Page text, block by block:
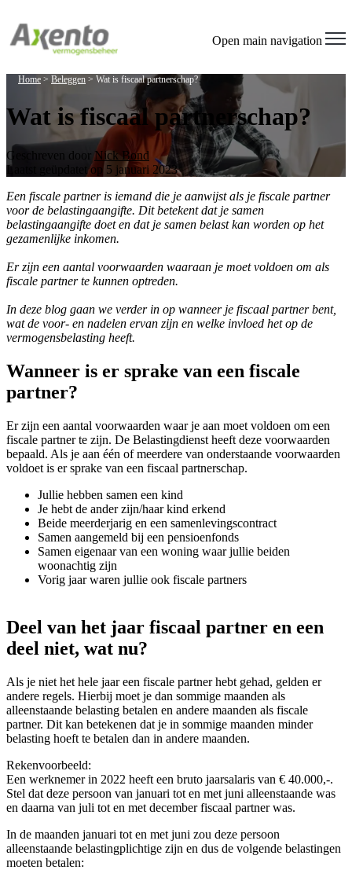
All
Accessibility
reader.
To
the
All
One
Accessibility
screen
reader,
"Ctrl
+
This
shortcut
activates
screen
reader
to
you
navigate
and
interact
content.
Open main navigation
Home > Beleggen > Wat is fiscaal partnerschap?
Wat is fiscaal partnerschap?
Geschreven doorNick Bond
Laatst geüpdatet op 5 januari 2023
Een fiscale partner is iemand die je aanwijst als je fiscale partner
voor de belastingaangifte. Dit betekent dat je samen
belastingaangifte doet en dat je samen belast kan worden op het
gezamenlijke inkomen.
Er zijn een aantal voorwaarden waaraan je moet voldoen om als
fiscale partner te kunnen optreden.
In deze blog gaan we verder in op wanneer je fiscaal partner bent,
wat de voor- en nadelen ervan zijn en welke invloed het op de
vermogensbelasting heeft.
Wanneer is er sprake van een fiscale
partner?
Er zijn een aantal voorwaarden waar je aan moet voldoen om een
fiscale partner te zijn. De Belastingdienst heeft deze voorwaarden
bepaald. Als je aan één of meerdere van onderstaande voorwaarden
voldoet is er sprake van een fiscaal partnerschap.
Jullie hebben samen een kind
Je hebt de ander zijn/haar kind erkend
Beide meerderjarig en een samenlevingscontract
Samen aangemeld bij een pensioenfonds
Samen eigenaar van een woning waar jullie beiden
woonachtig zijn
Vorig jaar waren jullie ook fiscale partners
Deel van het jaar fiscaal partner en een
deel niet, wat nu?
Als je niet het hele jaar een fiscale partner hebt gehad, gelden er
andere regels. Hierbij moet je dan sommige maanden als
alleenstaande belasting betalen en andere maanden als fiscale
partner. Dit kan betekenen dat je in sommige maanden minder
belasting hoeft te betalen dan in andere maanden.
Rekenvoorbeeld:
Een werknemer in 2022 heeft een bruto jaarsalaris van € 40.000,-.
Stel dat deze persoon van januari tot en met juni alleenstaande was
en daarna van juli tot en met december fiscaal partner was.
In de maanden januari tot en met juni zou deze persoon
alleenstaande belastingplichtige zijn en dus de volgende belastingen
moeten betalen: